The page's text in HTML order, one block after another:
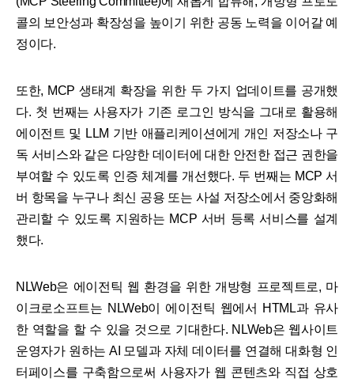
콜의 보안성과 확장성을 높이기 위한 공동 노력을 이어갈 예
정이다.
또한, MCP 생태계 확장을 위한 두 가지 업데이트를 공개했
다. 첫 번째는 사용자가 기존 로그인 방식을 그대로 활용해
에이전트 및 LLM 기반 애플리케이션에게 개인 저장소나 구
독 서비스와 같은 다양한 데이터에 대한 안전한 접근 권한을
부여할 수 있도록 인증 체계를 개선했다. 두 번째는 MCP 서
버 항목을 누구나 최신 공용 또는 사설 저장소에서 중앙화해
관리할 수 있도록 지원하는 MCP 서버 등록 서비스를 설계
했다.
NLWeb은 에이전틱 웹 환경을 위한 개방형 프로젝트로, 마
이크로소프트는 NLWeb이 에이전틱 웹에서 HTML과 유사
한 역할을 할 수 있을 것으로 기대한다. NLWeb은 웹사이트
운영자가 원하는 AI 모델과 자체 데이터를 연결해 대화형 인
터페이스를 구축함으로써 사용자가 웹 콘텐츠와 직접 상호